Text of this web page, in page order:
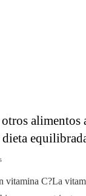
alimentos
vitamina C?La